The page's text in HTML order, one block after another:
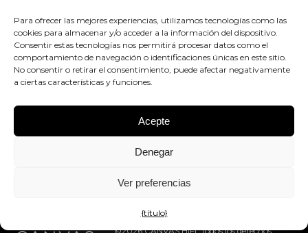
Para ofrecer las mejores experiencias, utilizamos tecnologías como las
cookies para almacenar y/o acceder a la información del dispositivo.
Consentir estas tecnologías nos permitirá procesar datos como el
comportamiento de navegación o identificaciones únicas en este sitio.
No consentir o retirar el consentimiento, puede afectar negativamente
a ciertas características y funciones.
Acepte
Denegar
Ver preferencias
{título}
hello@canvashifi.com Llame al +45 29 75 00 45
CANVAS HiFi ApS
Flade Engvej 4
Número de IVA:DK43519425
©2026 CANVAS HiFi. Todos los derechos